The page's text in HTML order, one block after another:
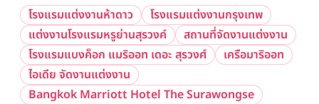
โรงแรมแต่งงานห้าดาว
โรงแรมแต่งงานกรุงเทพ
แต่งงานโรงแรมหรูย่านสุรวงค์
สถานที่จัดงานแต่งงาน
โรงแรมแบงค็อก แมริออท เดอะ สุรวงศ์
เครือมาริออท
ไอเดีย จัดงานแต่งงาน
Bangkok Marriott Hotel The Surawongse